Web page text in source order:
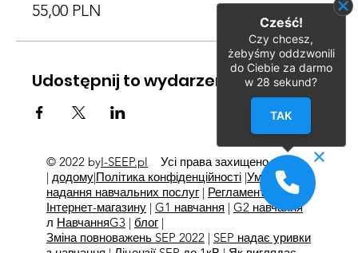
55,00 PLN
Udostępnij to wydarzenie
© 2022 byI-SEEP.pl
Усі права захищено
| додому|Політика конфіденційності|Умови
надання навчальних послуг| Регламент
Інтернет-магазину | G1 навчання | G2 навчання
л НавчанняG3 | блог|
Зміна повноважень SEP 2022 | SEP надає уривки
Cześć!
Czy chcesz,
żebyśmy oddzwonili
do Ciebie za darmo
w 28 sekund?
TAK